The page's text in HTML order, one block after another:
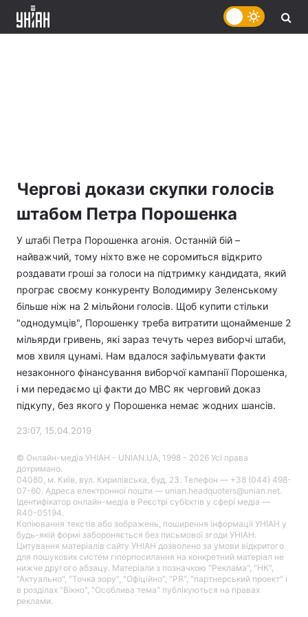
Чергові докази скупки голосів
штабом Петра Порошенка
У штабі Петра Порошенка агонія. Останній бій –
найважчий, тому ніхто вже не соромиться відкрито
роздавати гроші за голоси на підтримку кандидата, який
програє своєму конкуренту Володимиру Зеленському
більше ніж на 2 мільйони голосів. Щоб купити стільки
"однодумців", Порошенку треба витратити щонайменше 2
мільярди гривень, які зараз течуть через виборчі штаби,
мов хвиля цунамі. Нам вдалося зафільмувати факти
незаконного фінансування виборчої кампанії Порошенка,
і ми передаємо ці факти до МВС як черговий доказ
підкупу, без якого у Порошенка немає жодних шансів.
23:07, 15.04.2019
© Онлайн-медіа УНІАН - UNIAN.UA, 1998 - 2026 Усі права
дотримано.
04080, м. Київ, вул. Кирилівська, буд. 23. Телефон — +38 (044) 498-
07-60. Адреса електронної пошти — unian.headquoters@unian.net.
Ідентифікатор онлайн-медіа в Реєстрі суб’єктів у сфері медіа —
R40-05194.
Копіювання текстів або зображень, поширення інформації УНІАН у
будь-якій формі забороняється без письмової згоди УНІАН.
Цитування матеріалів сайту УНІАН дозволено за умови відкритого
для пошукових систем гіперпосилання на конкретний матеріал не
нижче другого абзацу. Матеріали з позначкою "Реклама", "НК",
"Актуально", "Точка зору", "Офіційно", "PR", "партнерський проект" і
в розділах "Вікно", "Особлива тема" публікуються на правах
реклами.